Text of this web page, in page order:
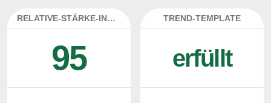
RELATIVE-STÄRKE-INDEX
95
TREND-TEMPLATE
erfüllt